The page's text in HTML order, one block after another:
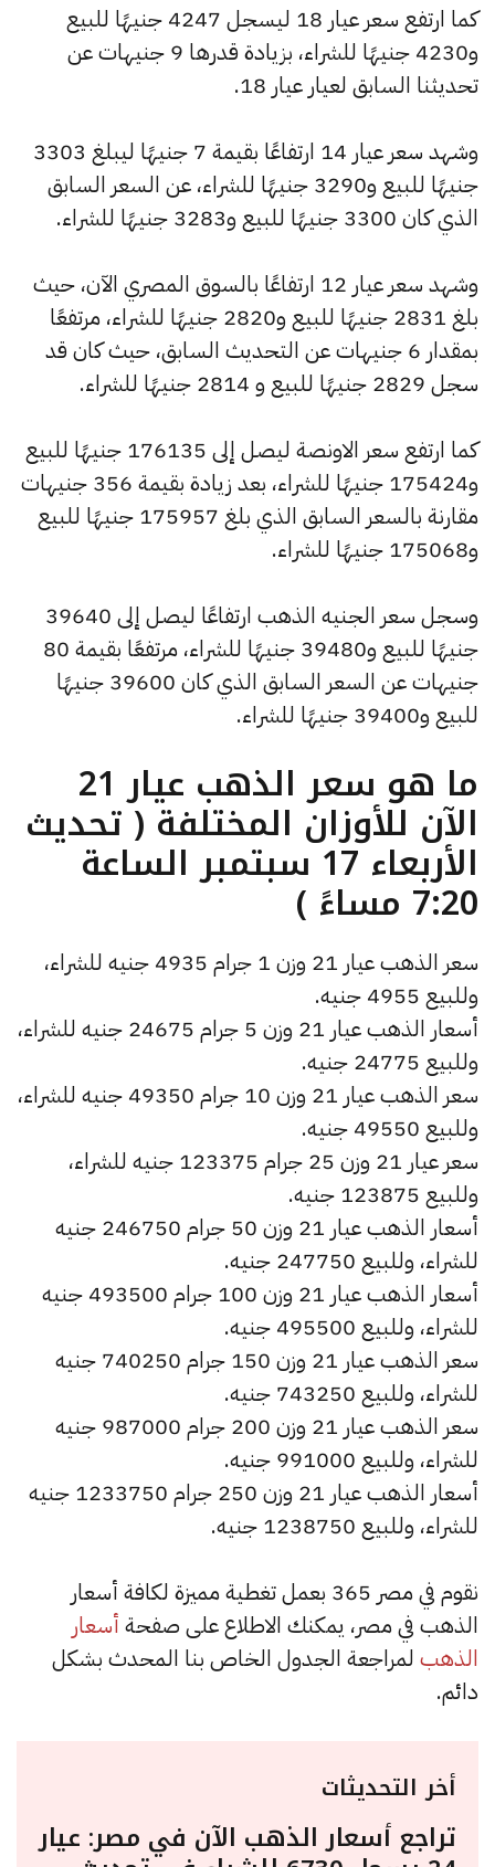
كما ارتفع سعر عيار 18 ليسجل 4247 جنيهًا للبيع
و4230 جنيهًا للشراء، بزيادة قدرها 9 جنيهات عن
تحديثنا السابق لعيار عيار 18.
وشهد سعر عيار 14 ارتفاعًا بقيمة 7 جنيهًا ليبلغ 3303
جنيهًا للبيع و3290 جنيهًا للشراء، عن السعر السابق
الذي كان 3300 جنيهًا للبيع و3283 جنيهًا للشراء.
وشهد سعر عيار 12 ارتفاعًا بالسوق المصري الآن، حيث
بلغ 2831 جنيهًا للبيع و2820 جنيهًا للشراء، مرتفعًا
بمقدار 6 جنيهات عن التحديث السابق، حيث كان قد
سجل 2829 جنيهًا للبيع و 2814 جنيهًا للشراء.
كما ارتفع سعر الاونصة ليصل إلى 176135 جنيهًا للبيع
و175424 جنيهًا للشراء، بعد زيادة بقيمة 356 جنيهات
مقارنة بالسعر السابق الذي بلغ 175957 جنيهًا للبيع
و175068 جنيهًا للشراء.
وسجل سعر الجنيه الذهب ارتفاعًا ليصل إلى 39640
جنيهًا للبيع و39480 جنيهًا للشراء، مرتفعًا بقيمة 80
جنيهات عن السعر السابق الذي كان 39600 جنيهًا
للبيع و39400 جنيهًا للشراء.
ما هو سعر الذهب عيار 21
الآن للأوزان المختلفة ( تحديث
الأربعاء 17 سبتمبر الساعة
7:20 مساءً )
سعر الذهب عيار 21 وزن 1 جرام 4935 جنيه للشراء،
وللبيع 4955 جنيه.
أسعار الذهب عيار 21 وزن 5 جرام 24675 جنيه للشراء،
وللبيع 24775 جنيه.
سعر الذهب عيار 21 وزن 10 جرام 49350 جنيه للشراء،
وللبيع 49550 جنيه.
سعر عيار 21 وزن 25 جرام 123375 جنيه للشراء،
وللبيع 123875 جنيه.
أسعار الذهب عيار 21 وزن 50 جرام 246750 جنيه
للشراء، وللبيع 247750 جنيه.
أسعار الذهب عيار 21 وزن 100 جرام 493500 جنيه
للشراء، وللبيع 495500 جنيه.
سعر الذهب عيار 21 وزن 150 جرام 740250 جنيه
للشراء، وللبيع 743250 جنيه.
سعر الذهب عيار 21 وزن 200 جرام 987000 جنيه
للشراء، وللبيع 991000 جنيه.
أسعار الذهب عيار 21 وزن 250 جرام 1233750 جنيه
للشراء، وللبيع 1238750 جنيه.
نقوم في مصر 365 بعمل تغطية مميزة لكافة أسعار
الذهب في مصر، يمكنك الاطلاع على صفحة أسعار
الذهب لمراجعة الجدول الخاص بنا المحدث بشكل
دائم.
أخر التحديثات
تراجع أسعار الذهب الآن في مصر: عيار